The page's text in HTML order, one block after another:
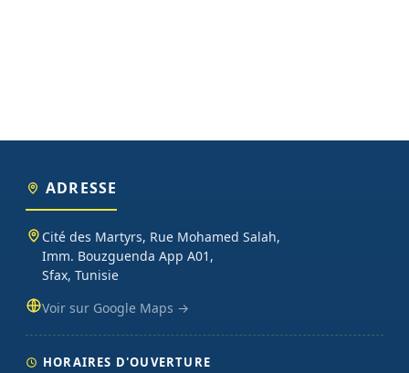
ADRESSE
Cité des Martyrs, Rue Mohamed Salah,
Imm. Bouzguenda App A01,
Sfax, Tunisie
Voir sur Google Maps →
HORAIRES D'OUVERTURE